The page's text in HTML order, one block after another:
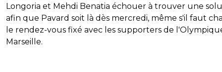
Longoria et Mehdi Benatia échouer à trouver une
afin que Pavard soit là dès mercredi, même s'il faut
le rendez-vous fixé avec les supporters de
Marseille.